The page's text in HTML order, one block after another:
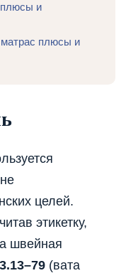
и
плюсы и
целей.
этикетку,
швейная
(вата